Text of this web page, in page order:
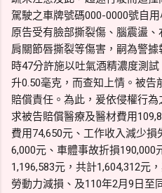
駕駛之車牌號碼000-0000號自
原告受有臉部撕裂傷、腦震盪
肩關節唇撕裂等傷害，嗣為警
時47分許施以吐氣酒精濃度測
升0.50毫克，而查知上情。被
賠償責任。為此，爰依侵權行
求被告賠償醫療及醫材費用
費用74,650元、工作收入減少
6,000元、車體事故折損
1,196,583元，共計1,604,312元
勞動力減損、及110年2月9日至